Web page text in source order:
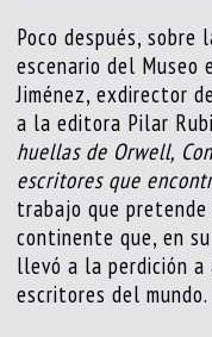
Poco después,
escenario del Museo
Jiménez, exdirector
a la editora Pilar
huellas de Orwell,
escritores que
trabajo que
continente que, en
llevó a la perdición a
escritores del mundo.